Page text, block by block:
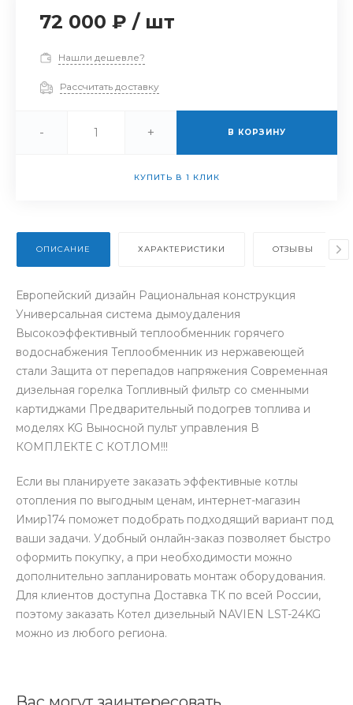
72 000 ₽ / шт
Нашли дешевле?
Рассчитать доставку
- + В КОРЗИНУ
КУПИТЬ В 1 КЛИК
ОПИСАНИЕ ХАРАКТЕРИСТИКИ ОТЗЫВЫ
Европейский дизайн Рациональная конструкция
Универсальная система дымоудаления
Высокоэффективный теплообменник горячего
водоснабжения Теплообменник из нержавеющей
стали Защита от перепадов напряжения Современная
дизельная горелка Топливный фильтр со сменными
картиджами Предварительный подогрев топлива и
моделях KG Выносной пульт управления В
КОМПЛЕКТЕ С КОТЛОМ!!!
Если вы планируете заказать эффективные котлы
отопления по выгодным ценам, интернет-магазин
Имир174 поможет подобрать подходящий вариант под
ваши задачи. Удобный онлайн-заказ позволяет быстро
оформить покупку, а при необходимости можно
дополнительно запланировать монтаж оборудования.
Для клиентов доступна Доставка ТК по всей России,
поэтому заказать Котел дизельный NAVIEN LST-24KG
можно из любого региона.